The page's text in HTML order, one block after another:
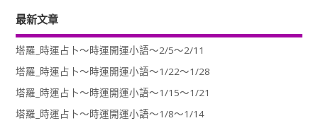
最新文章
塔羅_時運占卜～時運開運小語～2/5～2/11
塔羅_時運占卜～時運開運小語～1/22～1/28
塔羅_時運占卜～時運開運小語～1/15～1/21
塔羅_時運占卜～時運開運小語～1/8～1/14